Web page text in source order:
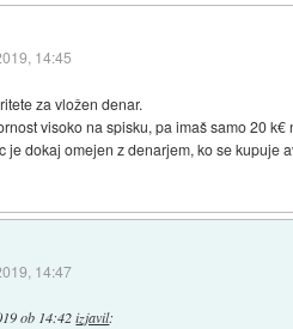
14:45
za vložen denar.
visoko na spisku, pa imaš samo 20
je dokaj omejen z denarjem, ko se kupuje
14:47
ob 14:42 izjavil: